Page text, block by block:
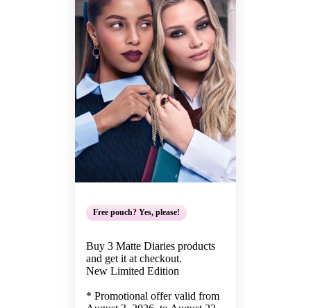
Free pouch? Yes, please!
Buy 3 Matte Diaries products
and get it at checkout.
New Limited Edition
* Promotional offer valid from